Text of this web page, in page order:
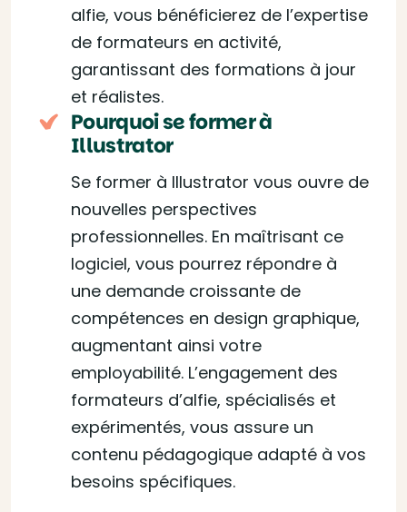
alfie, vous bénéficierez de l’expertise
de formateurs en activité,
garantissant des formations à jour
et réalistes.
Pourquoi se former à
Illustrator
Se former à Illustrator vous ouvre de
nouvelles perspectives
professionnelles. En maîtrisant ce
logiciel, vous pourrez répondre à
une demande croissante de
compétences en design graphique,
augmentant ainsi votre
employabilité. L’engagement des
formateurs d’alfie, spécialisés et
expérimentés, vous assure un
contenu pédagogique adapté à vos
besoins spécifiques.